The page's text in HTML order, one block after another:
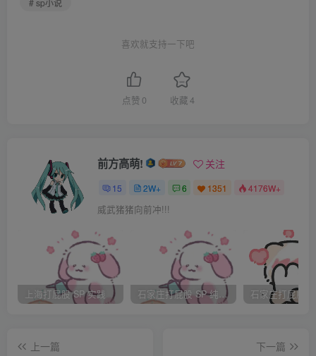
了，定要艳妃的屁股蛋，记得宫规厉害。”那姑姑下令。
“啪！”板子高高扬起，重重落下，狠狠抽在屁股上。
立刻浮现在左边屁股瓣，臀尖的部位。
“啪！”第二板重责，随之而来。
“二！”“啊，疼啊~~~~~。”妲己光屁股，扭了起来。
“啪！”“啊，王上，饶了臣妾一次吧。”她哭着扭臀。
“啪！”“王上，臣妾活该受板子责打，只是，屁股太疼了，呜
呜呜~~~~~~~~~~~~~。”如玉的屁股蛋，左右扭动。
屁股一般，却只见，寝宫之中，矮榻上，艳妃苏妲己，高撅
喜欢就支持一下吧
点赞 0 收藏4
前方高萌! 关注
15 2W+ 6 1351 4176W+
威武猪猪向前冲!!!
上海打屁股 SP 实践 石家庄打屁股 SP 纯实践
上一篇
下一篇